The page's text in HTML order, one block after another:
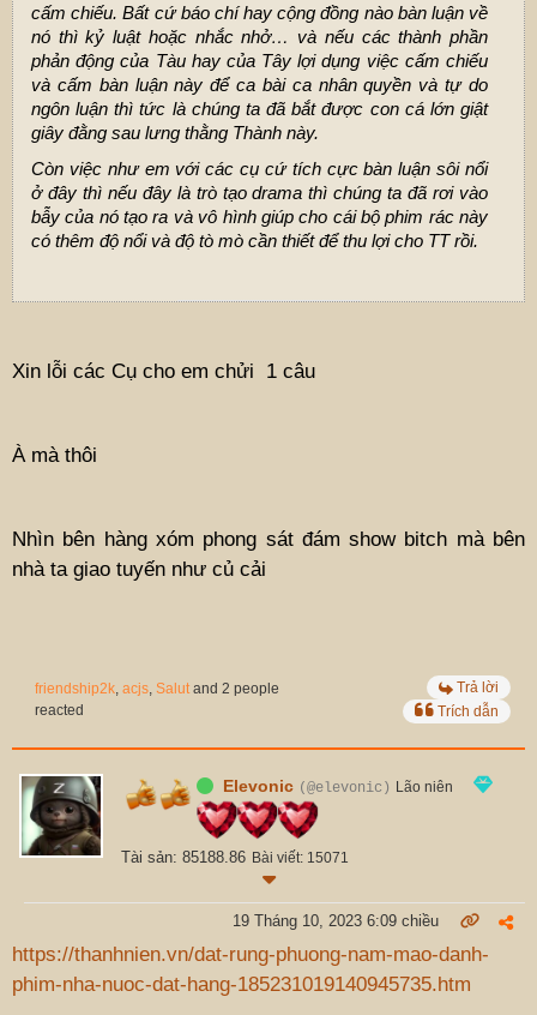
cấm chiếu. Bất cứ báo chí hay cộng đồng nào bàn luận về
nó thì kỷ luật hoặc nhắc nhở… và nếu các thành phần
phản động của Tàu hay của Tây lợi dụng việc cấm chiếu
và cấm bàn luận này để ca bài ca nhân quyền và tự do
ngôn luận thì tức là chúng ta đã bắt được con cá lớn giật
giây đằng sau lưng thằng Thành này.
Còn việc như em với các cụ cứ tích cực bàn luận sôi nổi
ở đây thì nếu đây là trò tạo drama thì chúng ta đã rơi vào
bẫy của nó tạo ra và vô hình giúp cho cái bộ phim rác này
có thêm độ nổi và độ tò mò cần thiết để thu lợi cho TT rồi.
Xin lỗi các Cụ cho em chửi 1 câu
À mà thôi
Nhìn bên hàng xóm phong sát đám show bitch mà bên
nhà ta giao tuyến như củ cải
friendship2k acjs Salut and 2 people
reacted
Trả lời
Trích dẫn
Elevonic (@elevonic) Lão niên
Tài sản: 85188.86 Bài viết: 15071
19 Tháng 10, 2023 6:09 chiều
https://thanhnien.vn/dat-rung-phuong-nam-mao-danh-
phim-nha-nuoc-dat-hang-185231019140945735.htm